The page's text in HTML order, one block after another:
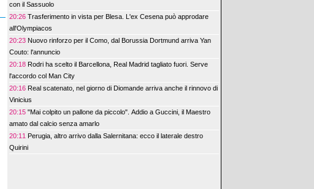
con il Sassuolo
20:26 Trasferimento in vista per Blesa. L'ex Cesena può approdare
all'Olympiacos
20:23 Nuovo rinforzo per il Como, dal Borussia Dortmund arriva Yan
Couto: l'annuncio
20:18 Rodri ha scelto il Barcellona, Real Madrid tagliato fuori. Serve
l'accordo col Man City
20:16 Real scatenato, nel giorno di Diomande arriva anche il rinnovo di
Vinicius
20:15 "Mai colpito un pallone da piccolo". Addio a Guccini, il Maestro
amato dal calcio senza amarlo
20:11 Perugia, altro arrivo dalla Salernitana: ecco il laterale destro
Quirini